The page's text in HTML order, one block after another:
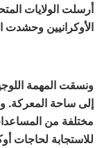
أرسلت الولايات
الأوكرانيين وحشدت
ونسقت المهمة
مختلفة من
للاستجابة لحاجات